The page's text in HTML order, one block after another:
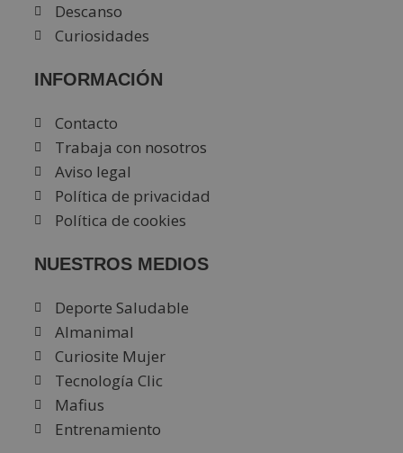
Descanso
Curiosidades
INFORMACIÓN
Contacto
Trabaja con nosotros
Aviso legal
Política de privacidad
Política de cookies
NUESTROS MEDIOS
Deporte Saludable
Almanimal
Curiosite Mujer
Tecnología Clic
Mafius
Entrenamiento